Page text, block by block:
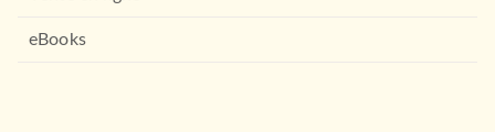
eBooks